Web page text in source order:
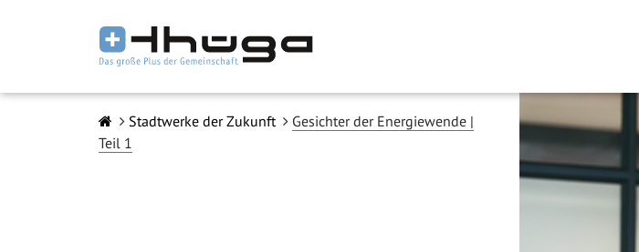
Stadtwerke der Zukunft
Gesichter der Energiewende |
Teil 1